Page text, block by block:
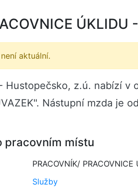
aktuální.
Hustopečsko, z.ú. nabízí v
Nástupní mzda je
pracovním místu
PRACOVNÍK/
Služby